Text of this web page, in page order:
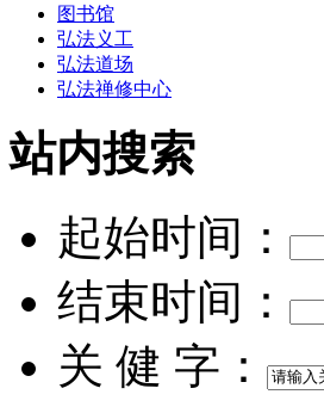
图书馆
弘法义工
弘法道场
弘法禅修中心
站内搜索
起始时间：
结束时间：
关 健 字：